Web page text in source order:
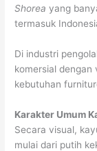
Shorea yang
termasuk
Di industri
komersial
kebutuhan
Karakter Umum
Secara visual,
mulai dari putih